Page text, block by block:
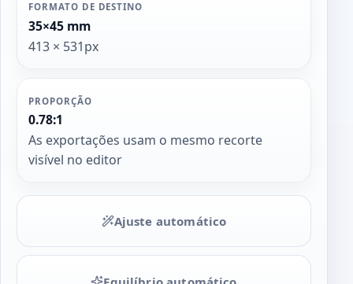
FORMATO DE DESTINO
35×45 mm
413 × 531px
PROPORÇÃO
0.78:1
As exportações usam o mesmo recorte
visível no editor
Ajuste automático